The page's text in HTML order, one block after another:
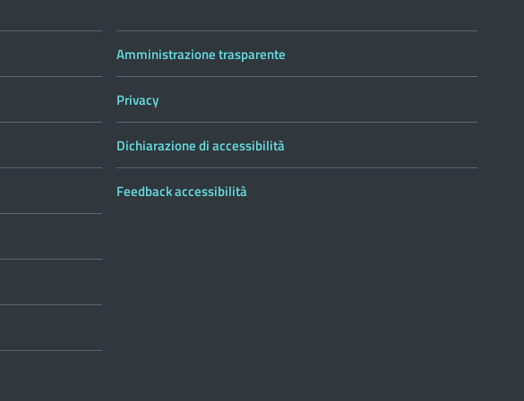
Amministrazione trasparente
Privacy
Dichiarazione di accessibilità
Feedback accessibilità